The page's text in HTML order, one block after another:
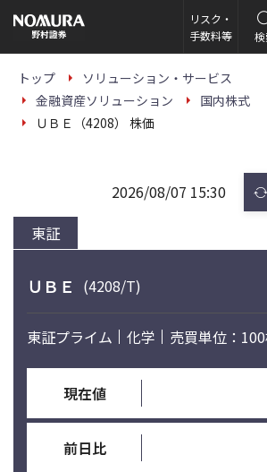
の
ー
リスク・
手数料等
トップ
ソリューション・サービス
金融資産ソリューション
国内株式
ＵＢＥ（4208） 株価
東証
2026/08/07 15:30
ＵＢＥ (4208/T)
東証プライム 化学 売買単位：
現在値
前日比